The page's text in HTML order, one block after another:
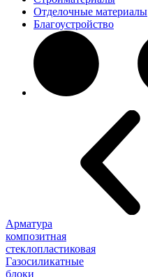
Отделочные материалы
Благоустройство
Арматура
композитная
стеклопластиковая
Газосиликатные
блоки